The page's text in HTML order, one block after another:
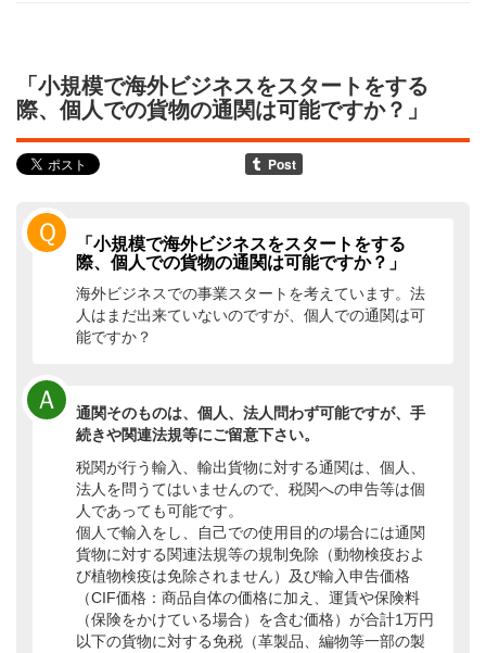
「小規模で海外ビジネスをスタートをする
際、個人での貨物の通関は可能ですか？」
Ｑ
「小規模で海外ビジネスをスタートをする
際、個人での貨物の通関は可能ですか？」
海外ビジネスでの事業スタートを考えています。法
人はまだ出来ていないのですが、個人での通関は可
能ですか？
Ａ
通関そのものは、個人、法人問わず可能ですが、手
続きや関連法規等にご留意下さい。
税関が行う輸入、輸出貨物に対する通関は、個人、
法人を問うてはいませんので、税関への申告等は個
人であっても可能です。
個人で輸入をし、自己での使用目的の場合には通関
貨物に対する関連法規等の規制免除（動物検疫およ
び植物検疫は免除されません）及び輸入申告価格
（CIF価格：商品自体の価格に加え、運賃や保険料
（保険をかけている場合）を含む価格）が合計1万円
以下の貨物に対する免税（革製品、編物等一部の製